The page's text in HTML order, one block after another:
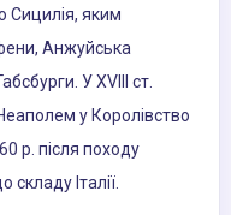
Сицилія, яким
Анжуйська
У XVIII ст.
у Королівство
р. після походу
складу Італії.